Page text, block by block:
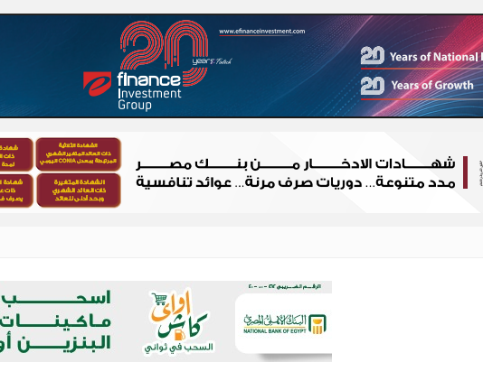
الرئيسية – شباب الصعيد